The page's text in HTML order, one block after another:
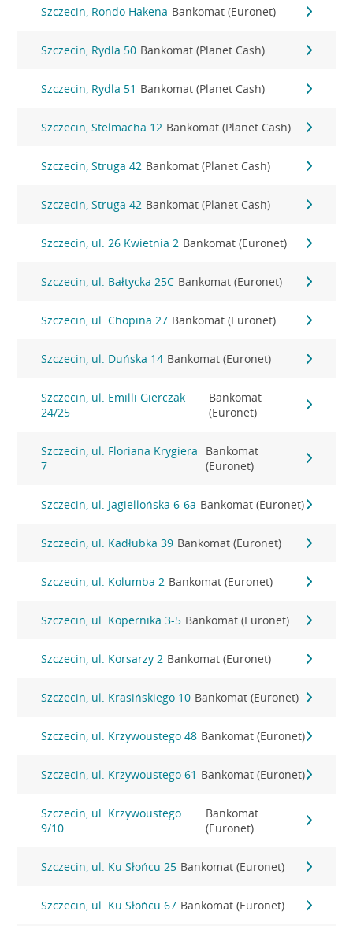
Szczecin, Rondo Hakena Bankomat (Euronet)
Szczecin, Rydla 50 Bankomat (Planet Cash)
Szczecin, Rydla 51 Bankomat (Planet Cash)
Szczecin, Stelmacha 12 Bankomat (Planet Cash)
Szczecin, Struga 42 Bankomat (Planet Cash)
Szczecin, Struga 42 Bankomat (Planet Cash)
Szczecin, ul. 26 Kwietnia 2 Bankomat (Euronet)
Szczecin, ul. Bałtycka 25C Bankomat (Euronet)
Szczecin, ul. Chopina 27 Bankomat (Euronet)
Szczecin, ul. Duńska 14 Bankomat (Euronet)
Szczecin, ul. Emilli Gierczak
24/25
Bankomat
(Euronet)
Szczecin, ul. Floriana Krygiera
7
Bankomat
(Euronet)
Szczecin, ul. Jagiellońska 6-6a Bankomat (Euronet)
Szczecin, ul. Kadłubka 39 Bankomat (Euronet)
Szczecin, ul. Kolumba 2 Bankomat (Euronet)
Szczecin, ul. Kopernika 3-5 Bankomat (Euronet)
Szczecin, ul. Korsarzy 2 Bankomat (Euronet)
Szczecin, ul. Krasińskiego 10 Bankomat (Euronet)
Szczecin, ul. Krzywoustego 48 Bankomat (Euronet)
Szczecin, ul. Krzywoustego 61 Bankomat (Euronet)
Szczecin, ul. Krzywoustego
9/10
Bankomat
(Euronet)
Szczecin, ul. Ku Słońcu 25 Bankomat (Euronet)
Szczecin, ul. Ku Słońcu 67 Bankomat (Euronet)